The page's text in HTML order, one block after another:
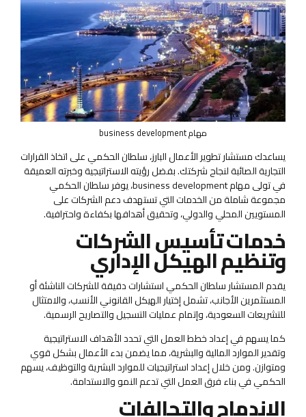
مهام business development
يساعدك مستشار تطوير الأعمال البارز، سلطان الحكمي على اتخاذ القرارات
التجارية الصائبة لنجاح شركتك. بفضل رؤيته الاستراتيجية وخبرته العميقة
في تولى مهام business development، يوفر سلطان الحكمي
مجموعة شاملة من الخدمات التي تستهدف دعم الشركات على
المستويين المحلي والدولي، وتحقيق أهدافها بكفاءة واحترافية.
خدمات تأسيس الشركات
وتنظيم الهيكل الإداري
يقدم المستشار سلطان الحكمي استشارات دقيقة للشركات الناشئة أو
المستثمرين الأجانب، تشمل إختيار الهيكل القانوني الأنسب، والامتثال
للتشريعات السعودية، وإتمام عمليات التسجيل والتصاريح الرسمية.
كما يسهم في إعداد خطط العمل التي تحدد الأهداف الاستراتيجية
وتقدير الموارد المالية والبشرية، مما يضمن بدء الأعمال بشكل قوي
ومتوازن. ومن خلال إعداد استراتيجيات للموارد البشرية والتوظيف، يسهم
الحكمي في بناء فرق العمل التي تدعم النمو والاستدامة.
الاندماج والتحالفات